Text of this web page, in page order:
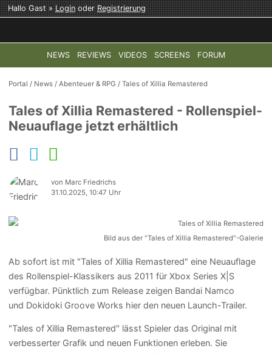
Hallo Gast »LoginoderRegistrierung
NEWS REVIEWS VIDEOS SCREENS FORUM
TOP-THEMEN: COD: MODERN WARFARE 4 HALO:
Portal / News /Abenteuer & RPG /Tales of Xillia Remastered
Tales of Xillia Remastered - Rollenspiel-
Neuauflage jetzt erhältlich
von Marc Friedrichs
31.10.2025, 10:47 Uhr
Bild aus der "Tales of Xillia Remastered"-Galerie
Ab sofort ist mit "Tales of Xillia Remastered" eine Neuauflage
des Rollenspiel-Klassikers aus 2011 für Xbox Series X|S
verfügbar. Pünktlich zum Release zeigen Bandai Namco
und Dokidoki Groove Works hier den neuen Launch-Trailer.
"Tales of Xillia Remastered" lässt Spieler das Original mit
verbesserter Grafik und neuen Funktionen erleben. Sie